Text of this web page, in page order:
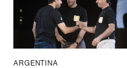
ARGENTINA